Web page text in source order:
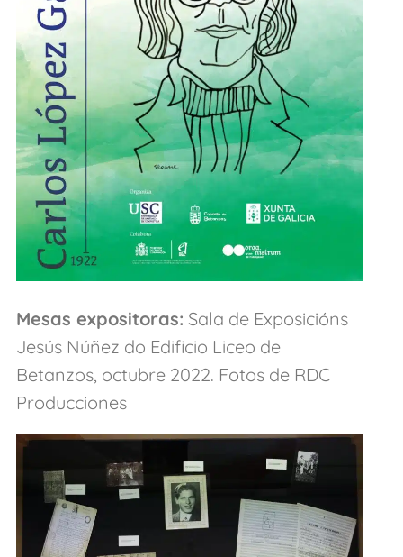
Mesas expositoras: Sala de Exposicións
Jesús Núñez do Edificio Liceo de
Betanzos, octubre 2022. Fotos de RDC
Producciones